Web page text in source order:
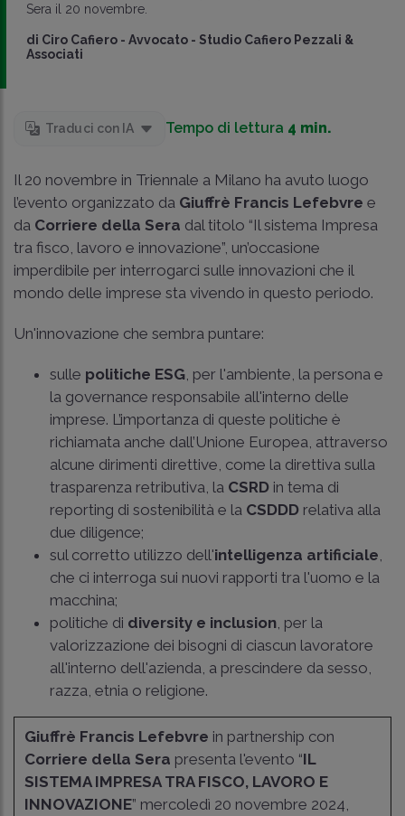
Sera il 20 novembre.
di Ciro Cafiero - Avvocato - Studio Cafiero Pezzali &
Associati
Traduci con IA Tempo di lettura 4 min.
Il 20 novembre in Triennale a Milano ha avuto luogo
l’evento organizzato da Giuffrè Francis Lefebvre e
da Corriere della Sera dal titolo “Il sistema Impresa
tra fisco, lavoro e innovazione”, un’occasione
imperdibile per interrogarci sulle innovazioni che il
mondo delle imprese sta vivendo in questo periodo.
Un'innovazione che sembra puntare:
sulle politiche ESG , per l'ambiente, la persona e
la governance responsabile all'interno delle
imprese. L’importanza di queste politiche è
richiamata anche dall’Unione Europea, attraverso
alcune dirimenti direttive, come la direttiva sulla
trasparenza retributiva, la CSRD in tema di
reporting di sostenibilità e la CSDDD relativa alla
due diligence;
sul corretto utilizzo dell'intelligenza artificiale
che ci interroga sui nuovi rapporti tra l'uomo e la
macchina;
politiche di diversity e inclusion , per la
valorizzazione dei bisogni di ciascun lavoratore
all'interno dell'azienda, a prescindere da sesso,
razza, etnia o religione.
Giuffrè Francis Lefebvre in partnership con
Corriere della Sera presenta l'evento “IL
SISTEMA IMPRESA TRA FISCO, LAVORO E
INNOVAZIONE” mercoledì 20 novembre 2024,